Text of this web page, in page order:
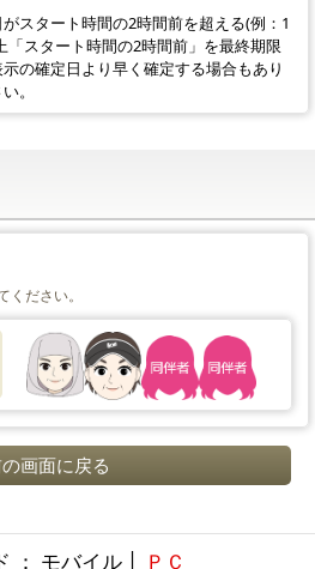
スタート時間の2時間前を超える(例：1
スタート時間の2時間前」を最終期限
の確定日より早く確定する場合もあり
。
ださい。
画面に戻る
： モバイル │ ＰＣ